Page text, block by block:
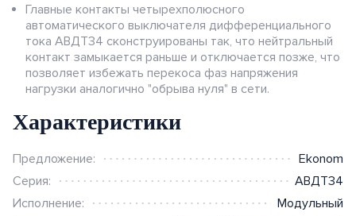
Главные контакты четырехполюсного
автоматического выключателя дифференциального
тока АВДТ34 сконструированы так, что нейтральный
контакт замыкается раньше и отключается позже, что
позволяет избежать перекоса фаз напряжения
нагрузки аналогично "обрыва нуля" в сети.
Характеристики
Предложение:
Ekonom
Серия:
АВДТ34
Исполнение:
Модульный